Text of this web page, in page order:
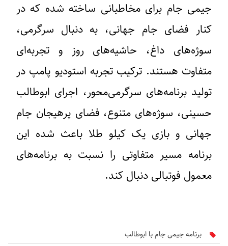
جیمی جام برای مخاطبانی ساخته شده که در
کنار فضای جام جهانی، به دنبال سرگرمی،
سوژه‌های داغ، حاشیه‌های روز و تجربه‌ای
متفاوت هستند. ترکیب تجربه استودیو پامپ در
تولید برنامه‌های سرگرمی‌محور، اجرای ابوطالب
حسینی، سوژه‌های متنوع، فضای پرهیجان جام
جهانی و بازی یک کیلو طلا باعث شده این
برنامه مسیر متفاوتی را نسبت به برنامه‌های
معمول فوتبالی دنبال کند.
برنامه جیمی جام با ابوطالب